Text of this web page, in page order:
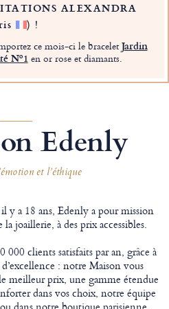
ALEXANDRA
) !
ce mois-ci le braceletJardin
Nº1 en or rose et diamants.
Edenly
et l’éthique
y a 18 ans, Edenly a pour mission
joaillerie, à des prix accessibles.
clients satisfaits par an, grâce à
: notre Maison vous
meilleur prix, une gamme étendue
dans vos choix, notre équipe